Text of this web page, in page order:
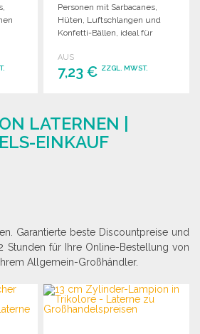
Personen mit Sarbacanes,
Hüten, Luftschlangen und
Konfetti-Bällen, ideal für
AUS
7,23 € ZZGL. MWST.
Angebot anfordern
LATERNEN |
EINKAUF
Garantierte beste Discountpreise und
Stunden für Ihre Online-Bestellung von
Allgemein-Großhändler.